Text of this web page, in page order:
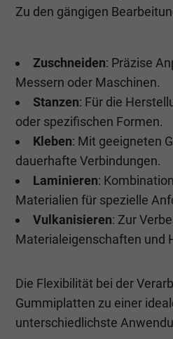
Zu den gängigen
Zuschneiden: Präzise
Messern oder Maschinen.
Stanzen: Für die
oder spezifischen Formen.
Kleben: Mit geeigneten
dauerhafte Verbindungen.
Laminieren:
Materialien für spezielle
Vulkanisieren: Zur
Materialeigenschaften und
Die Flexibilität bei der
Gummiplatten zu einer
unterschiedlichste